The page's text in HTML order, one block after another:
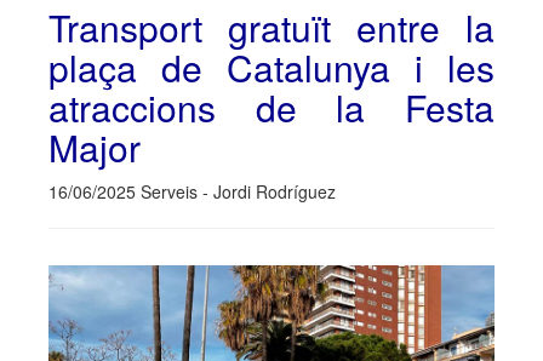
Transport gratuït entre la
plaça de Catalunya i les
atraccions de la Festa
Major
16/06/2025 Serveis - Jordi Rodríguez